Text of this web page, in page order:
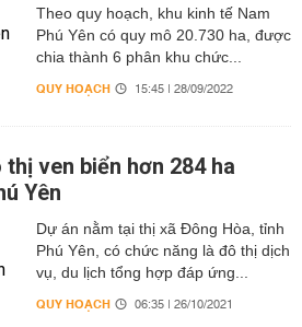
Theo quy hoạch, khu kinh tế Nam
Phú Yên có quy mô 20.730 ha, được
chia thành 6 phân khu chức...
QUY HOẠCH 15:45 | 28/09/2022
ven biển hơn 284 ha
Yên
Dự án nằm tại thị xã Đông Hòa, tỉnh
Phú Yên, có chức năng là đô thị dịch
vụ, du lịch tổng hợp đáp ứng...
QUY HOẠCH 06:35 | 26/10/2021